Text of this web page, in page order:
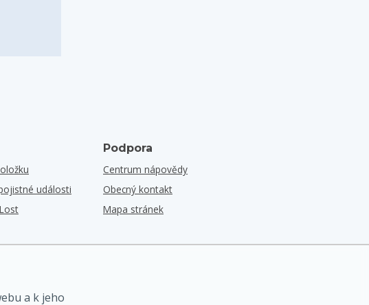
události
Podpora
Centrum nápovědy
Obecný kontakt
Mapa stránek
a k jeho